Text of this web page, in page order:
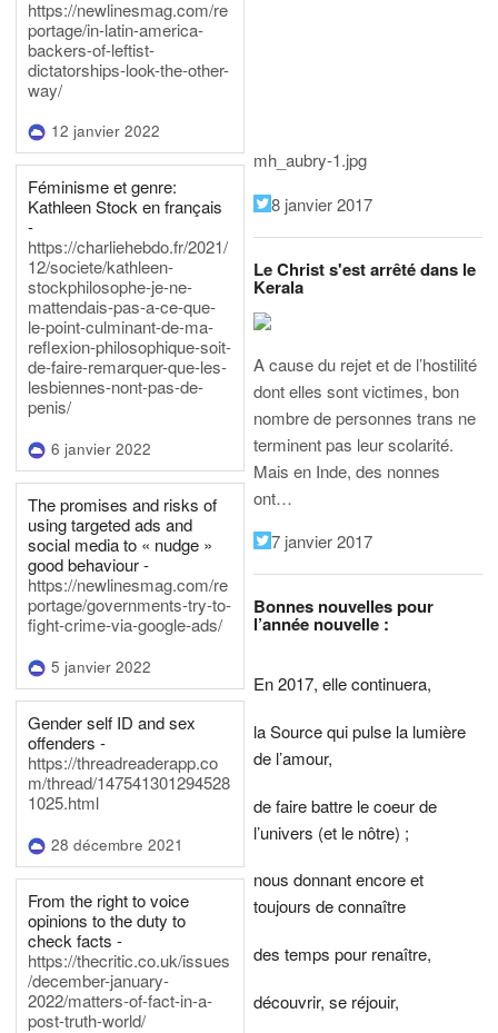
https://newlinesmag.com/re
portage/in-latin-america-
backers-of-leftist-
dictatorships-look-the-other-
way/
12 janvier 2022
Féminisme et genre:
Kathleen Stock en français
-
https://charliehebdo.fr/2021/
12/societe/kathleen-
stockphilosophe-je-ne-
mattendais-pas-a-ce-que-
le-point-culminant-de-ma-
reflexion-philosophique-soit-
de-faire-remarquer-que-les-
lesbiennes-nont-pas-de-
penis/
6 janvier 2022
The promises and risks of
using targeted ads and
social media to « nudge »
good behaviour -
https://newlinesmag.com/re
portage/governments-try-to-
fight-crime-via-google-ads/
5 janvier 2022
Gender self ID and sex
offenders -
https://threadreaderapp.co
m/thread/147541301294528
1025.html
28 décembre 2021
From the right to voice
opinions to the duty to
check facts -
https://thecritic.co.uk/issues
/december-january-
2022/matters-of-fact-in-a-
post-truth-world/
mh_aubry-1.jpg
8 janvier 2017
Le Christ s'est arrêté dans le
Kerala
A cause du rejet et de l’hostilité
dont elles sont victimes, bon
nombre de personnes trans ne
terminent pas leur scolarité.
Mais en Inde, des nonnes
ont…
7 janvier 2017
Bonnes nouvelles pour
l’année nouvelle :
En 2017, elle continuera,
la Source qui pulse la lumière
de l’amour,
de faire battre le coeur de
l’univers (et le nôtre) ;
nous donnant encore et
toujours de connaître
des temps pour renaître,
découvrir, se réjouir,